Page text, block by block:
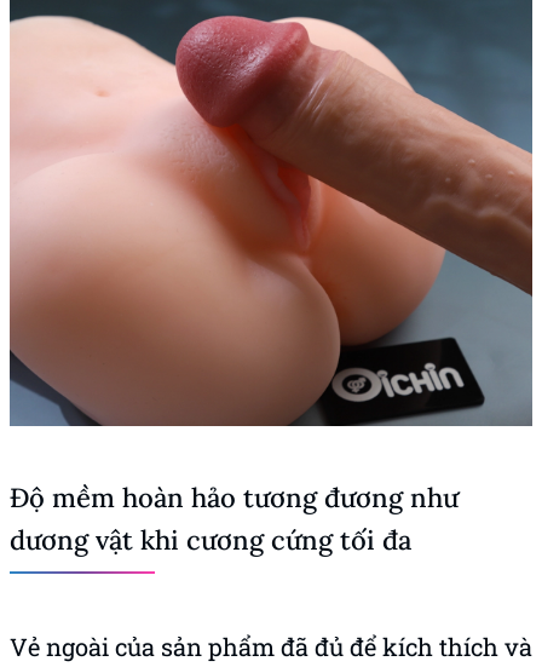
Độ mềm hoàn hảo tương đương như
dương vật khi cương cứng tối đa
Vẻ ngoài của sản phẩm đã đủ để kích thích và